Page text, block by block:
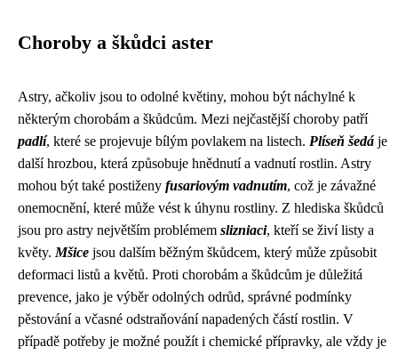
Choroby a škůdci aster
Astry, ačkoliv jsou to odolné květiny, mohou být náchylné k
některým chorobám a škůdcům. Mezi nejčastější choroby patří
padlí, které se projevuje bílým povlakem na listech. Plíseň šedá je
další hrozbou, která způsobuje hnědnutí a vadnutí rostlin. Astry
mohou být také postiženy fusariovým vadnutím, což je závažné
onemocnění, které může vést k úhynu rostliny. Z hlediska škůdců
jsou pro astry největším problémem slizniaci, kteří se živí listy a
květy. Mšice jsou dalším běžným škůdcem, který může způsobit
deformaci listů a květů. Proti chorobám a škůdcům je důležitá
prevence, jako je výběr odolných odrůd, správné podmínky
pěstování a včasné odstraňování napadených částí rostlin. V
případě potřeby je možné použít i chemické přípravky, ale vždy je